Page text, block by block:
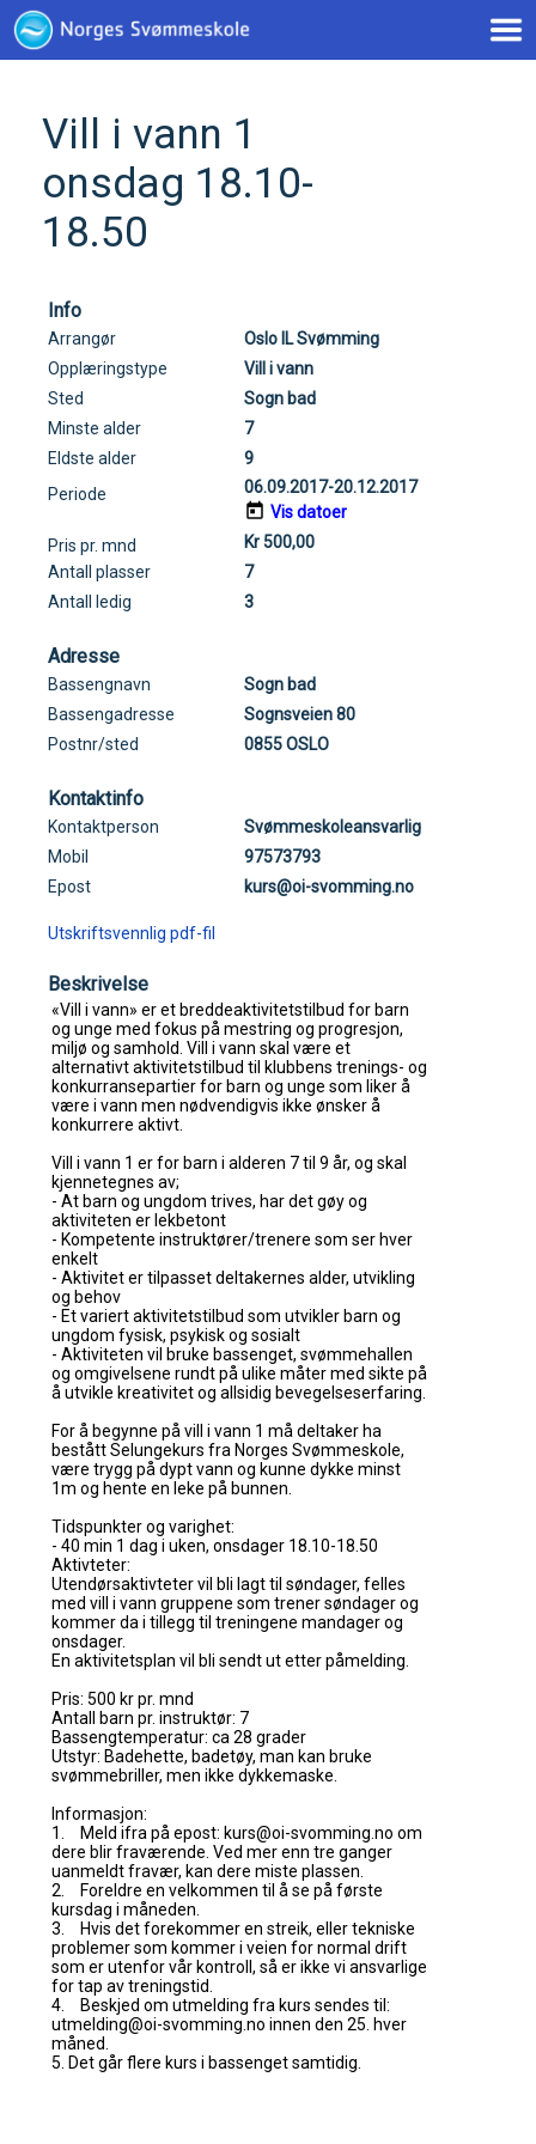
Vill i vann 1
onsdag 18.10-
18.50
Info
Arrangør
Oslo IL Svømming
Opplæringstype
Vill i vann
Sted
Sogn bad
Minste alder
7
Eldste alder
9
Periode
06.09.2017-20.12.2017
Vis datoer
Pris pr. mnd
Kr 500,00
Antall plasser
7
Antall ledig
3
Adresse
Bassengnavn
Sogn bad
Bassengadresse
Sognsveien 80
Postnr/sted
0855 OSLO
Kontaktinfo
Kontaktperson
Svømmeskoleansvarlig
Mobil
97573793
Epost
kurs@oi-svomming.no
Utskriftsvennlig pdf-fil
Beskrivelse